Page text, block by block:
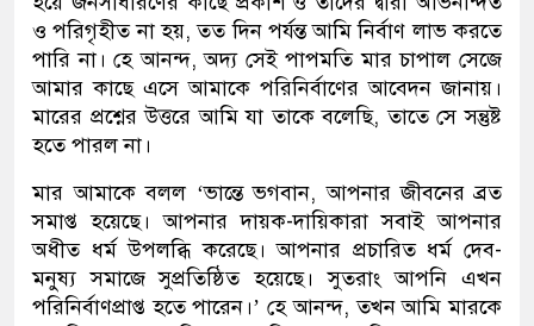
ও পরিগৃহীত না হয়, তত দিন পর্যন্ত আমি নির্বাণ লাভ করতে
পারি না। হে আনন্দ, অদ্য সেই পাপমতি মার চাপাল সেজে
আমার কাছে এসে আমাকে পরিনির্বাণের আবেদন জানায়।
মারের প্রশ্নের উত্তরে আমি যা তাকে বলেছি, তাতে সে সন্তুষ্ট
হতে পারল না।
মার আমাকে বলল ‘ভান্তে ভগবান, আপনার জীবনের ব্রত
সমাপ্ত হয়েছে। আপনার দায়ক-দায়িকারা সবাই আপনার
অধীত ধর্ম উপলব্ধি করেছে। আপনার প্রচারিত ধর্ম দেব-
মনুষ্য সমাজে সুপ্রতিষ্ঠিত হয়েছে। সুতরাং আপনি এখন
পরিনির্বাণপ্রাপ্ত হতে পারেন।’ হে আনন্দ, তখন আমি মারকে